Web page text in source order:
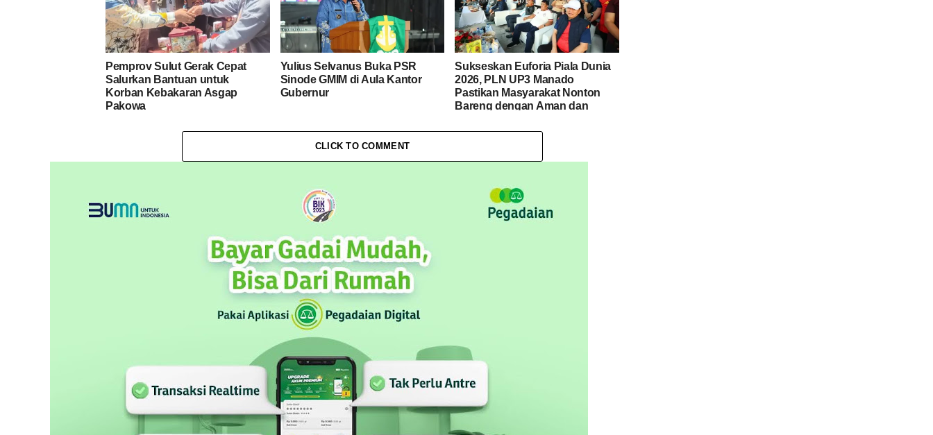
Pemprov Sulut Gerak Cepat
Salurkan Bantuan untuk
Korban Kebakaran Asgap
Pakowa
Yulius Selvanus Buka PSR
Sinode GMIM di Aula Kantor
Gubernur
Sukseskan Euforia Piala Dunia
2026, PLN UP3 Manado
Pastikan Masyarakat Nonton
Bareng dengan Aman dan
CLICK TO COMMENT